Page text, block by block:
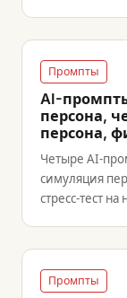
Промпты
AI-
персона,
персона,
Четыре AI-
симуляция
стресс-тест
Промпты